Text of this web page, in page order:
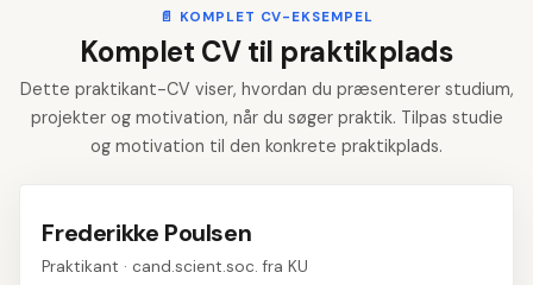
📄 KOMPLET CV-EKSEMPEL
Komplet CV til praktikplads
Dette praktikant-CV viser, hvordan du præsenterer studium,
projekter og motivation, når du søger praktik. Tilpas studie
og motivation til den konkrete praktikplads.
Frederikke Poulsen
Praktikant · cand.scient.soc. fra KU